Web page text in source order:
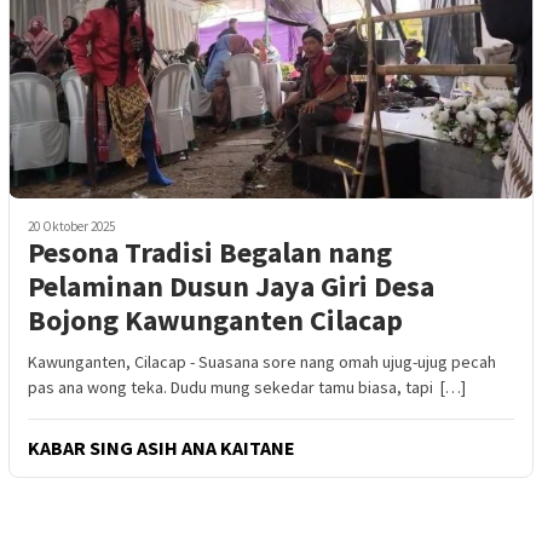
20 Oktober 2025
Pesona Tradisi Begalan nang
Pelaminan Dusun Jaya Giri Desa
Bojong Kawunganten Cilacap
Kawunganten, Cilacap - Suasana sore nang omah ujug-ujug pecah
pas ana wong teka. Dudu mung sekedar tamu biasa, tapi […]
KABAR SING ASIH ANA KAITANE